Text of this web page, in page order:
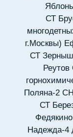
СТ
г.Москвы)
СТ
Реутов
Поляна-2
СТ
Федякино
Надежда-4